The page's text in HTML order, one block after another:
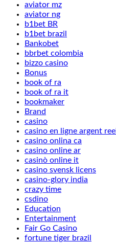
aviator mz
aviator ng
b1bet BR
b1bet brazil
Bankobet
bbrbet colombia
bizzo casino
Bonus
book of ra
book of ra it
bookmaker
Brand
casino
casino en ligne argent reel
casino onlina ca
casino online ar
casinò online it
casino svensk licens
casino-glory india
crazy time
csdino
Education
Entertainment
Fair Go Casino
fortune tiger brazil